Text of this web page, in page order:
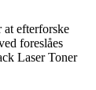
at efterforske
foreslåes
Laser Toner